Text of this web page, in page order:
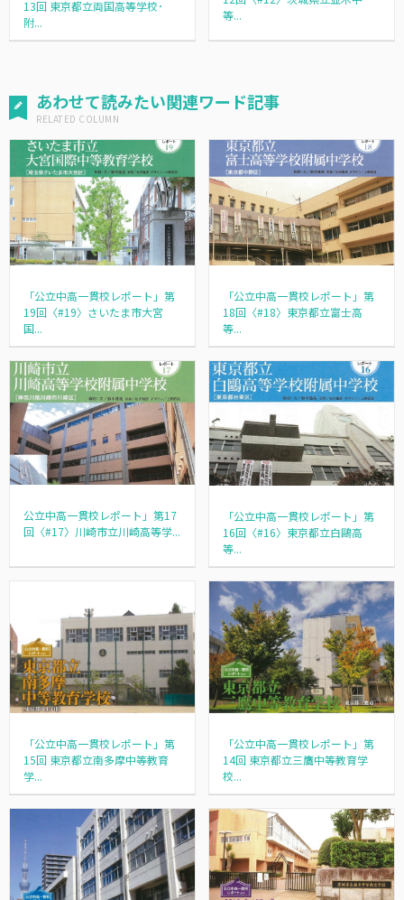
13回 東京都立両国高等学校･
附...
等...
あわせて読みたい関連ワード記事
「公立中高一貫校レポート」第
19回〈#19〉さいたま市大宮
国...
「公立中高一貫校レポート」第
18回〈#18〉東京都立富士高
等...
公立中高一貫校レポート」第17
回〈#17〉川崎市立川崎高等学...
「公立中高一貫校レポート」第
16回〈#16〉東京都立白鷗高
等...
「公立中高一貫校レポート」第
15回 東京都立南多摩中等教育
学...
「公立中高一貫校レポート」第
14回 東京都立三鷹中等教育学
校...